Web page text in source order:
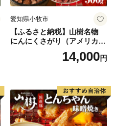
愛知県小牧市
【ふるさと納税】山樹名物
にんにくさがり（アメリカ産
14,000円